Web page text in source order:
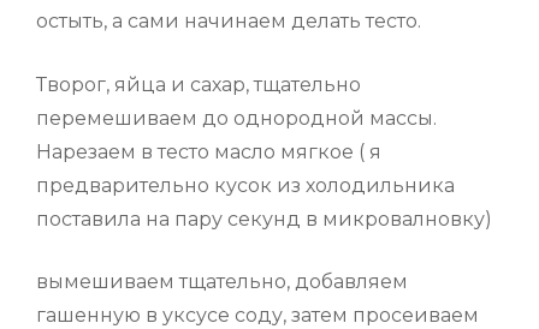
остыть, а сами начинаем делать тесто.
Творог, яйца и сахар, тщательно
перемешиваем до однородной массы.
Нарезаем в тесто масло мягкое ( я
предварительно кусок из холодильника
поставила на пару секунд в микровалновку)
вымешиваем тщательно, добавляем
гашенную в уксусе соду, затем просеиваем